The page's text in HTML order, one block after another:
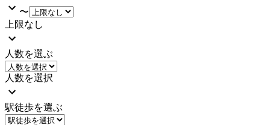
〜
上限なし
人数を選ぶ
人数を選択
駅徒歩を選ぶ